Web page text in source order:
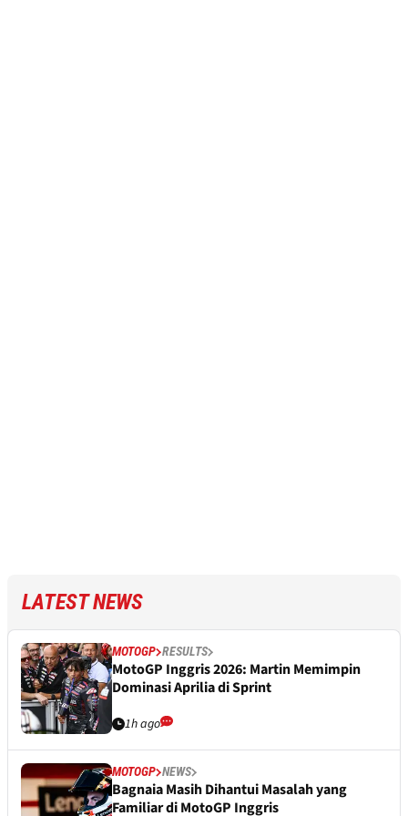
LATEST NEWS
MOTOGP RESULTS
MotoGP Inggris 2026: Martin Memimpin
Dominasi Aprilia di Sprint
1h ago
MOTOGP NEWS
Bagnaia Masih Dihantui Masalah yang
Familiar di MotoGP Inggris